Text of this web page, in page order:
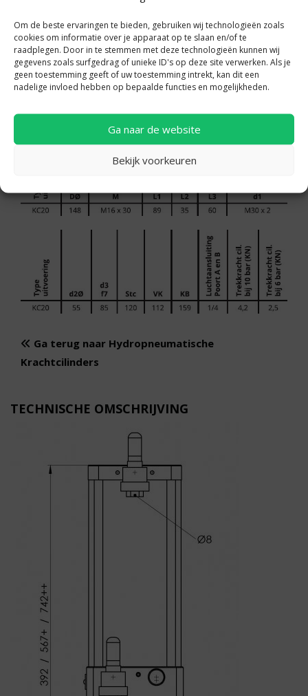
Om de beste ervaringen te bieden, gebruiken wij technologieën zoals
cookies om informatie over je apparaat op te slaan en/of te
raadplegen. Door in te stemmen met deze technologieën kunnen wij
gegevens zoals surfgedrag of unieke ID's op deze site verwerken. Als je
geen toestemming geeft of uw toestemming intrekt, kan dit een
nadelige invloed hebben op bepaalde functies en mogelijkheden.
Ga naar de website
Bekijk voorkeuren
Ga terug naar Hydropneumatische
Krachtcilinders
TECHNISCHE OMSCHRIJVING